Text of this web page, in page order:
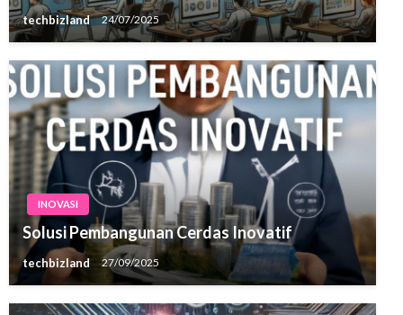
techbizland 24/07/2025
INOVASI
Solusi Pembangunan Cerdas Inovatif
techbizland 27/09/2025